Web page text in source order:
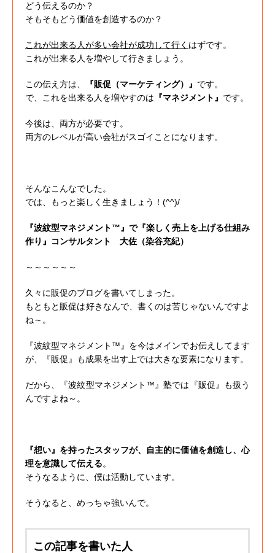
どう伝えるのか？
そもそもどう価値を創造するのか？
これが出来る人が多い会社が成功して行く はずです。
これが出来る人を増やして行きましょう。
この伝え方は、 『販促（マーケティング）』 です。
で、これを出来る人を増やすのは 『マネジメント』 です。
今後は、両方が必要です。
両方のレベルが高い会社がスゴイことになります。
そんなこんなでした。
では、もっと楽しく生きましょう！(^^)/
『波紋型マネジメント™』で『楽しく売上を上げる仕組み
作り』コンサルタント 大佐（染谷充紀）
～～～～～～
久々に販促のブログを書いてしまった。
もともと販促は好きなんで、書くのは苦じゃないんですよ
ね～。
『波紋型マネジメント™』を今はメインでお伝えしてます
が、『販促』も成果を出す上では大きな要素になります。
だから、『波紋型マネジメント™』塾では『販促』も扱う
んですよね～。
『想い』を持ったスタッフが、自主的に価値を創造し、心
理を意識して伝える。
そうなるように、僕は活動しています。
そうなると、めっちゃ強いんで。
この記事を書いた人